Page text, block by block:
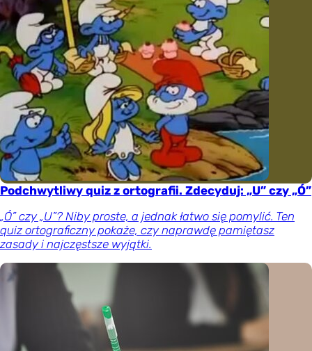
Podchwytliwy quiz z ortografii. Zdecyduj: „U” czy „Ó”
„Ó” czy „U”? Niby proste, a jednak łatwo się pomylić. Ten
quiz ortograficzny pokaże, czy naprawdę pamiętasz
zasady i najczęstsze wyjątki.